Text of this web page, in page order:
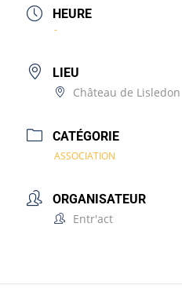
HEURE
-
LIEU
Château de Lisledon
CATÉGORIE
ASSOCIATION
ORGANISATEUR
Entr'act